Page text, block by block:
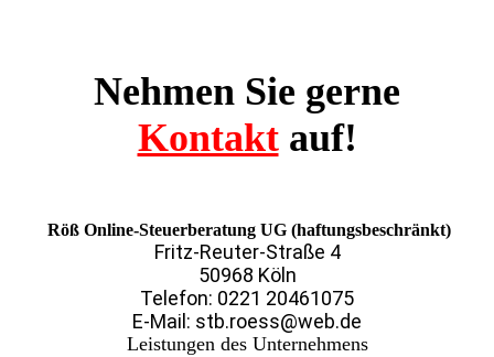
Nehmen Sie gerne
Kontaktauf!
Röß Online-Steuerberatung UG (haftungsbeschränkt)
Fritz-Reuter-Straße 4
50968 Köln
Telefon: 0221 20461075
E-Mail: stb.roess@web.de
Leistungen des Unternehmens